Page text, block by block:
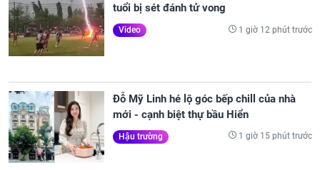
tuổi bị sét đánh tử vong
Video 1 giờ 12 phút trước
Đỗ Mỹ Linh hé lộ góc bếp chill của nhà
mới - cạnh biệt thự bầu Hiển
Hậu trường 1 giờ 15 phút trước